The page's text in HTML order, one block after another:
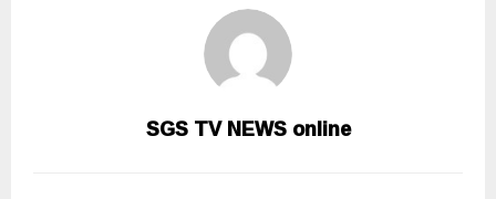
SGS TV NEWS online